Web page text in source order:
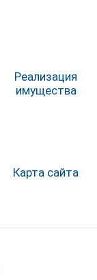
Реализация
имущества
Карта сайта